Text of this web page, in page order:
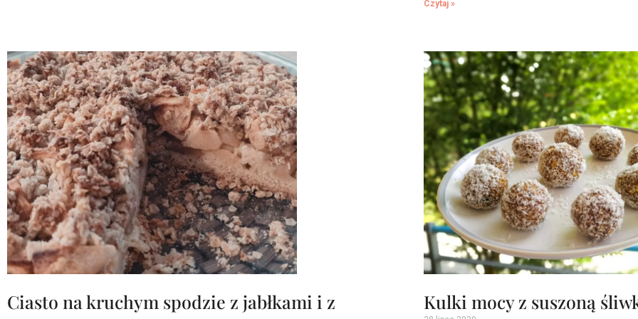
Czytaj »
Ciasto na kruchym spodzie z jabłkami i z
Kulki mocy z suszoną